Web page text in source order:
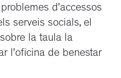
d’accessos
serveis socials, el
la taula la
l’oficina de benestar